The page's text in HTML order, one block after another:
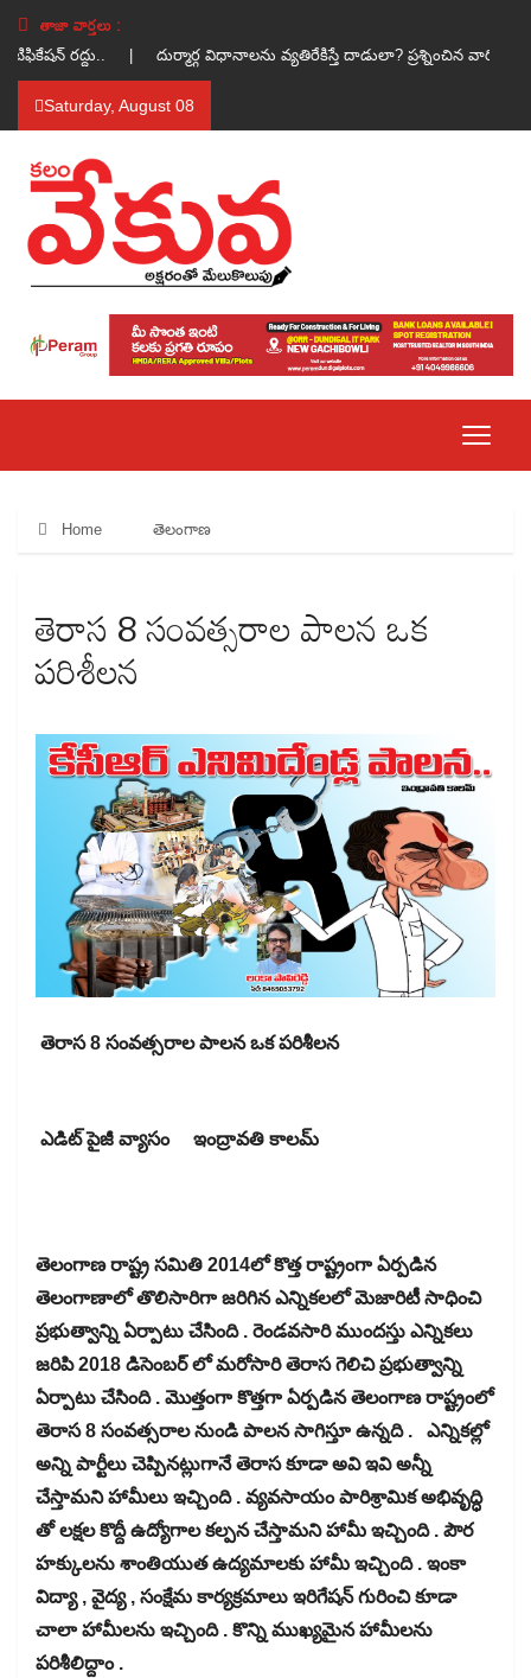
తాజా వార్తలు :
రద్దు.. | దుర్మార్గ విధానాలను వ్యతిరేకిస్తే దాడులా? ప్రశ్నించిన వారిపై
Saturday, August 08
Home తెలంగాణ
తెరాస 8 సంవత్సరాల పాలన ఒక
పరిశీలన
తెరాస 8 సంవత్సరాల పాలన ఒక పరిశీలన
ఎడిట్ పైజీ వ్యాసం ఇంద్రావతి కాలమ్
తెలంగాణ రాష్ట్ర సమితి 2014లో కొత్త రాష్ట్రంగా ఏర్పడిన
తెలంగాణాలో తొలిసారిగా జరిగిన ఎన్నికలలో మెజారిటీ సాధించి
ప్రభుత్వాన్ని ఏర్పాటు చేసింది . రెండవసారి ముందస్తు ఎన్నికలు
జరిపి 2018 డిసెంబర్ లో మరోసారి తెరాస గెలిచి ప్రభుత్వాన్ని
ఏర్పాటు చేసింది . మొత్తంగా కొత్తగా ఏర్పడిన తెలంగాణ రాష్ట్రంలో
తెరాస 8 సంవత్సరాల నుండి పాలన సాగిస్తూ ఉన్నది . ఎన్నికల్లో
అన్ని పార్టీలు చెప్పినట్లుగానే తెరాస కూడా అవి ఇవి అన్నీ
చేస్తామని హామీలు ఇచ్చింది . వ్యవసాయం పారిశ్రామిక అభివృద్ధి
తో లక్షల కొద్దీ ఉద్యోగాల కల్పన చేస్తామని హామీ ఇచ్చింది . పౌర
హక్కులను శాంతియుత ఉద్యమాలకు హామీ ఇచ్చింది . ఇంకా
విద్యా , వైద్య , సంక్షేమ కార్యక్రమాలు ఇరిగేషన్ గురించి కూడా
చాలా హామీలను ఇచ్చింది . కొన్ని ముఖ్యమైన హామీలను
పరిశీలిద్దాం .